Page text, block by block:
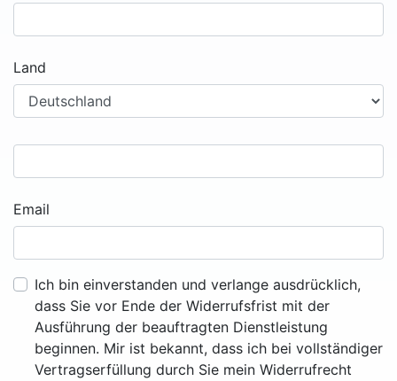
Land
Email
Ich bin einverstanden und verlange ausdrücklich,
dass Sie vor Ende der Widerrufsfrist mit der
Ausführung der beauftragten Dienstleistung
beginnen. Mir ist bekannt, dass ich bei vollständiger
Vertragserfüllung durch Sie mein Widerrufrecht